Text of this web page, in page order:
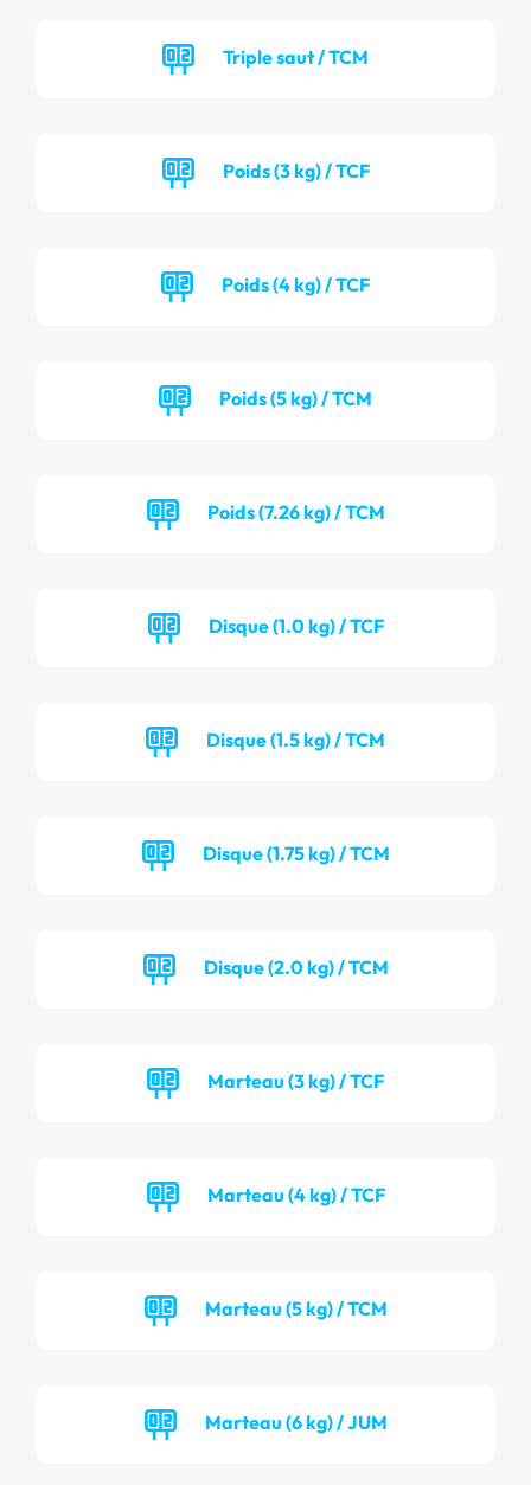
Triple saut / TCM
Poids (3 kg) / TCF
Poids (4 kg) / TCF
Poids (5 kg) / TCM
Poids (7.26 kg) / TCM
Disque (1.0 kg) / TCF
Disque (1.5 kg) / TCM
Disque (1.75 kg) / TCM
Disque (2.0 kg) / TCM
Marteau (3 kg) / TCF
Marteau (4 kg) / TCF
Marteau (5 kg) / TCM
Marteau (6 kg) / JUM